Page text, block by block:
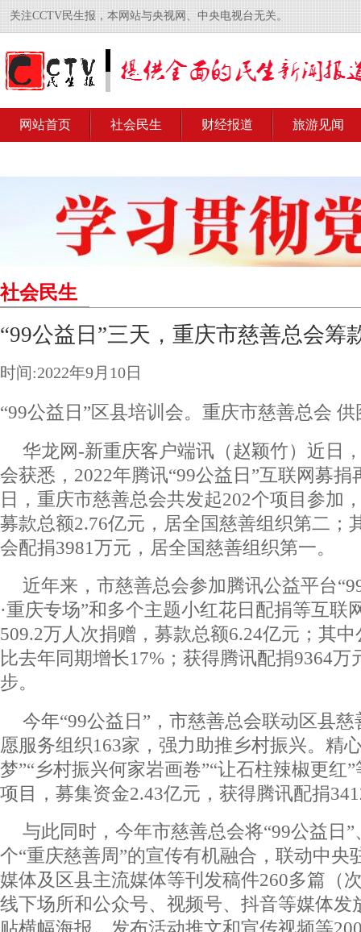
关注CCTV民生报，本网站与央视网、中央电视台无关。
网站首页 社会民生 财经报道 旅游见闻
社会民生
“99公益日”三天，重庆市慈善总会筹
时间:2022年9月10日
“99公益日”区县培训会。重庆市慈善总会 供
华龙网-新重庆客户端讯（赵颖竹）近日
会获悉，2022年腾讯“99公益日”互联网募
日，重庆市慈善总会共发起202个项目参加
募款总额2.76亿元，居全国慈善组织第二；
会配捐3981万元，居全国慈善组织第一。
近年来，市慈善总会参加腾讯公益平台
·重庆专场”和多个主题小红花日配捐等互联
509.2万人次捐赠，募款总额6.24亿元；其
比去年同期增长17%；获得腾讯配捐9364万
步。
今年“99公益日”，市慈善总会联动区县
愿服务组织163家，强力助推乡村振兴。精
梦”“乡村振兴何家岩画卷”“让石柱辣椒更红
项目，募集资金2.43亿元，获得腾讯配捐
与此同时，今年市慈善总会将“99公益日”
个“重庆慈善周”的宣传有机融合，联动中央
媒体及区县主流媒体等刊发稿件260多篇（
线下场所和公众号、视频号、抖音等媒体发